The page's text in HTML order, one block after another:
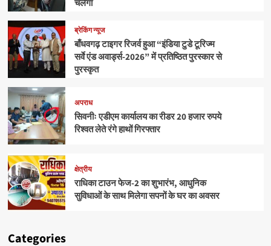
चलेगा
ब्रेकिंग न्यूज
बाँधवगढ़ टाइगर रिजर्व हुआ “इंडिया टुडे टूरिज्म
सर्वे एंड अवार्ड्स-2026” में प्रतिष्ठित पुरस्कार से
पुरस्कृत
अपराध
सिवनीः एडीएम कार्यालय का रीडर 20 हजार रुपये
रिश्वत लेते रंगे हाथों गिरफ्तार
क्षेत्रीय
राधिका टाउन फेज-2 का शुभारंभ, आधुनिक
सुविधाओं के साथ मिलेगा सपनों के घर का अवसर
Categories